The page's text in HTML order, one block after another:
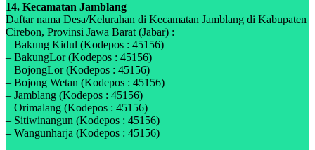
14. Kecamatan Jamblang
Daftar nama Desa/Kelurahan di Kecamatan Jamblang di Kabupaten
Cirebon, Provinsi Jawa Barat (Jabar) :
– Bakung Kidul (Kodepos : 45156)
– BakungLor (Kodepos : 45156)
– BojongLor (Kodepos : 45156)
– Bojong Wetan (Kodepos : 45156)
– Jamblang (Kodepos : 45156)
– Orimalang (Kodepos : 45156)
– Sitiwinangun (Kodepos : 45156)
– Wangunharja (Kodepos : 45156)